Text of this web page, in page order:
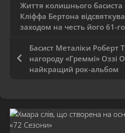
Життя колишнього басиста
Кліффа Бертона
заходом на честь його 61-
Басист Металіки Роберт
нагороду «Греммі» Оззі
найкращий рок-альбом